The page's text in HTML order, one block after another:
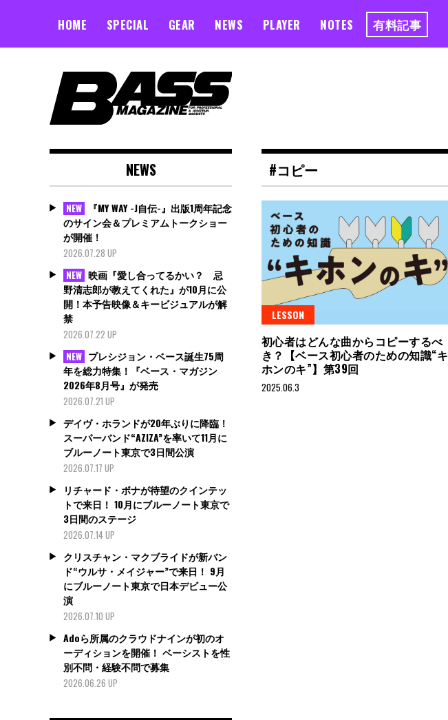
HOME SPECIAL GEAR NEWS PLAYER NOTES 有料記事
#コピー
LESSON
初心者はどんな曲からコピーするべ
き？【ベース初心者のための知識“キ
ホンのキ”】第39回
2025.06.3
NEWS
NEW
『MY WAY -J自伝-』出版1周年記念
のサイン会＆プレミアムトークショー
が開催！
2026.07.28 UP
NEW 映画『愛し合ってるかい？ 忌
野清志郎が教えてくれた』が10月に公
開！本予告映像＆キービジュアルが解
禁
2026.07.22 UP
NEW プレシジョン・ベース誕生75周
年を総力特集！『ベース・マガジン
2026年8月号』が発売
2026.07.21 UP
デイヴ・ホランドが20年ぶりに降臨！
スーパーバンド“AZIZA”を率いて11月に
ブルーノート東京で3日間公演
2026.07.17 UP
リチャード・ボナが待望のクインテッ
トで来日！ 10月にブルーノート東京で
3日間のステージ
2026.07.14 UP
クリスチャン・マクブライドが新バン
ド“ウルサ・メイジャー”で来日！ 9月
にブルーノート東京で日本デビュー公
演
2026.07.10 UP
Adoら所属のクラウドナインが初のオ
ーディションを開催！ ベーシストを性
別不問・経験不問で募集
2026.06.26 UP